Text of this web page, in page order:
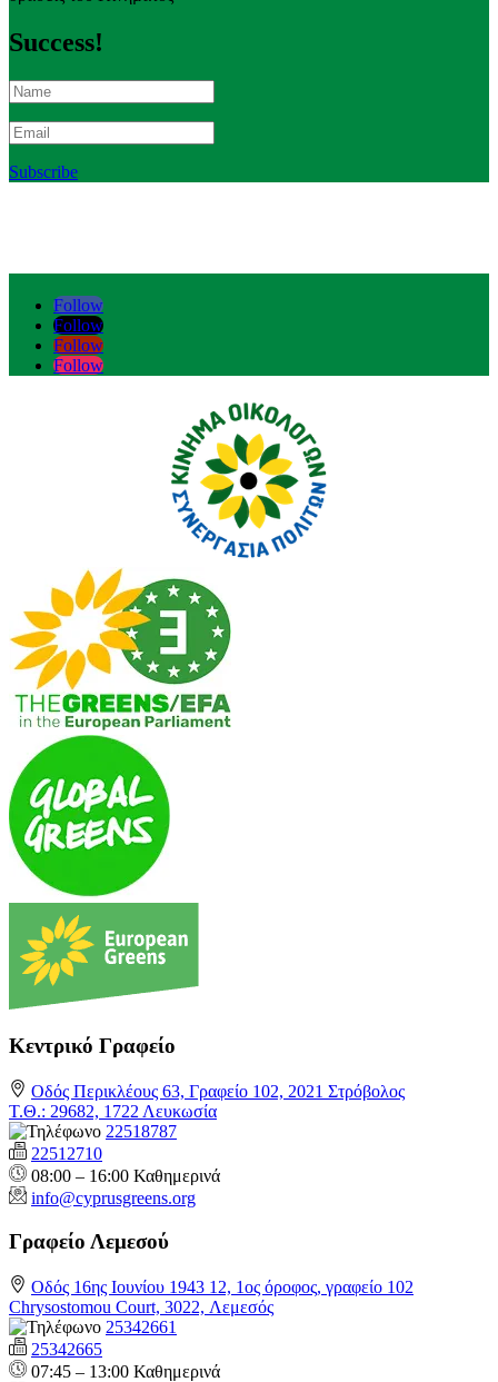
Success!
Subscribe
Follow
Follow
Follow
Follow
Κεντρικό Γραφείο
Οδός Περικλέους 63, Γραφείο 102, 2021 Στρόβολος
Τ.Θ.: 29682, 1722 Λευκωσία
22518787
22512710
08:00 – 16:00 Καθημερινά
info@cyprusgreens.org
Γραφείο Λεμεσού
Οδός 16ης Ιουνίου 1943 12, 1ος όροφος, γραφείο 102
Chrysostomou Court, 3022, Λεμεσός
25342661
25342665
07:45 – 13:00 Καθημερινά